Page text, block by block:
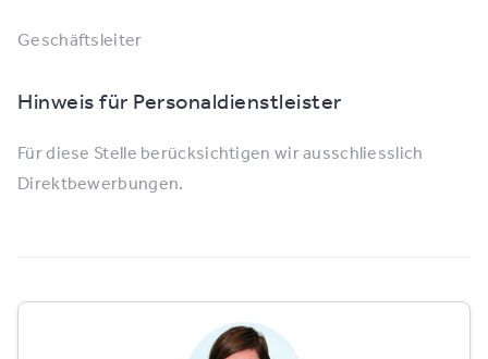
Geschäftsleiter
Hinweis für Personaldienstleister
Für diese Stelle berücksichtigen wir ausschliesslich
Direktbewerbungen.